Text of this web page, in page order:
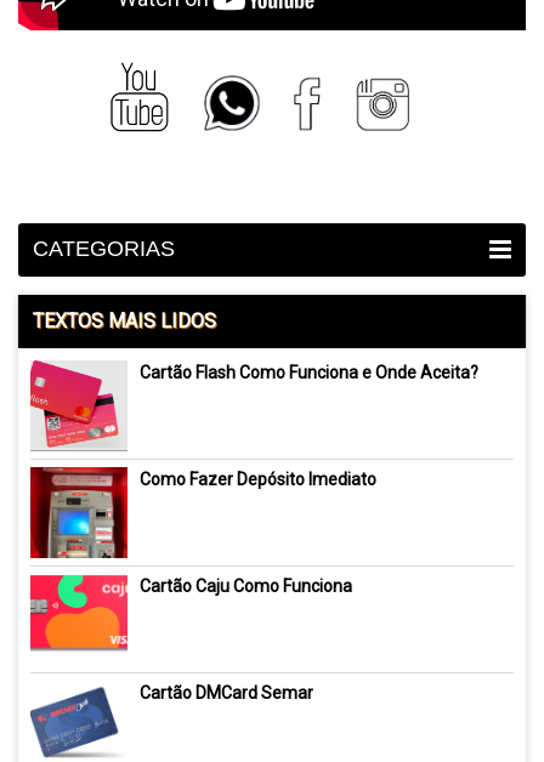
CATEGORIAS
TEXTOS MAIS LIDOS
Cartão Flash Como Funciona e Onde Aceita?
Como Fazer Depósito Imediato
Cartão Caju Como Funciona
Cartão DMCard Semar